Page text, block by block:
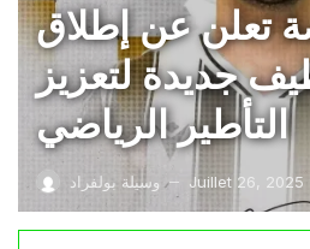
تعلن عن إطلاق
جديدة لتعزيز
التأطير الرياضي
وسيلة بولفراد — Juillet 26, 2025